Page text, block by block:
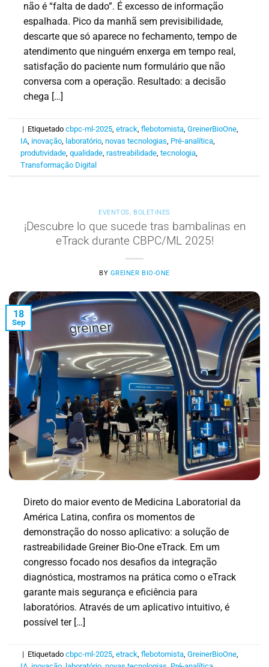
não é “falta de dado”. É excesso de informação
espalhada. Pico da manhã sem previsibilidade,
descarte que só aparece no fechamento, tempo de
atendimento que ninguém enxerga em tempo real,
satisfação do paciente num formulário que não
conversa com a operação. Resultado: a decisão
chega […]
| Etiquetadocbpc-ml-2025 ,etrack ,flebotomista ,GreinerBioOne
IA inovação laboratório ,novas tecnologias Pré-analítica
produtividade ,qualidade ,rastreabilidade ,tecnologia
Transformação Digital
EVENTOS, BOLETINES
¡Descubre lo que sucede tras bambalinas en
eTrack durante CBPC/ML 2025!
BY GREINER BIO-ONE
18
Sep
Direto do maior evento de Medicina Laboratorial da
América Latina, confira os momentos de
demonstração do nosso aplicativo: a solução de
rastreabilidade Greiner Bio-One eTrack. Em um
congresso focado nos desafios da integração
diagnóstica, mostramos na prática como o eTrack
garante mais segurança e eficiência para
laboratórios. Através de um aplicativo intuitivo, é
possível ter […]
| Etiquetadocbpc-ml-2025,etrack,flebotomista,GreinerBioOne,